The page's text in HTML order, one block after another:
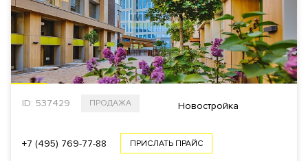
ID: 537429 ПРОДАЖА Новостройка
+7 (495) 769-77-88 ПРИСЛАТЬ ПРАЙС